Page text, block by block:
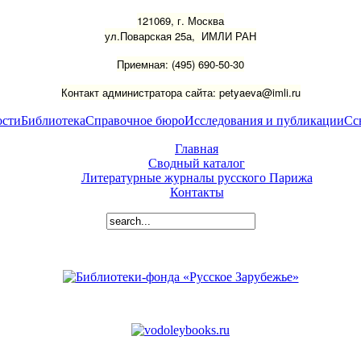
121069, г. Москва
ул.Поварская 25а, ИМЛИ РАН
Приемная: (495) 690-50-30
Контакт администратора сайта: petyaeva@imli.ru
БиблиотекаСправочное бюроИсследования и публикации
Главная
Сводный каталог
Литературные журналы русского Парижа
Контакты